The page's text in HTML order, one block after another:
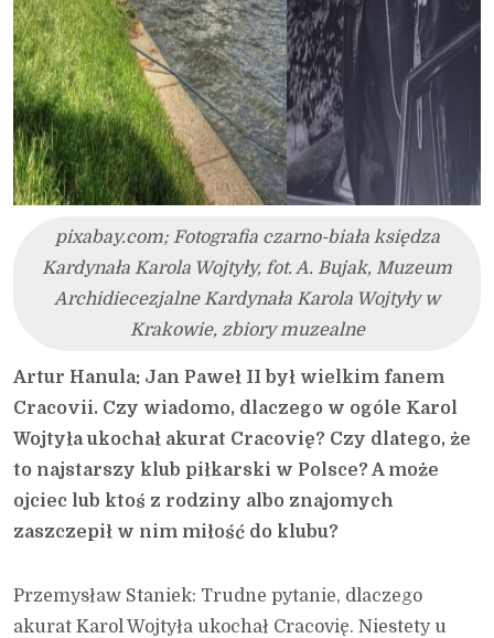
pixabay.com; Fotografia czarno-biała księdza
Kardynała Karola Wojtyły, fot. A. Bujak, Muzeum
Archidiecezjalne Kardynała Karola Wojtyły w
Krakowie, zbiory muzealne
Artur Hanula: Jan Paweł II był wielkim fanem
Cracovii. Czy wiadomo, dlaczego w ogóle Karol
Wojtyła ukochał akurat Cracovię? Czy dlatego, że
to najstarszy klub piłkarski w Polsce? A może
ojciec lub ktoś z rodziny albo znajomych
zaszczepił w nim miłość do klubu?
Przemysław Staniek: Trudne pytanie, dlaczego
akurat Karol Wojtyła ukochał Cracovię. Niestety u